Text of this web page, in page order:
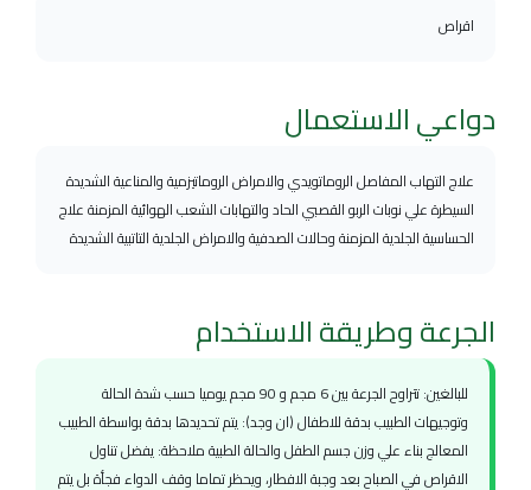
اقراص
دواعي الاستعمال
علاج التهاب المفاصل الروماتويدي والامراض الروماتيزمية والمناعية الشديدة
السيطرة علي نوبات الربو القصبي الحاد والتهابات الشعب الهوائية المزمنة علاج
الحساسية الجلدية المزمنة وحالات الصدفية والامراض الجلدية التاتبية الشديدة
الجرعة وطريقة الاستخدام
للبالغين: تتراوح الجرعة بين 6 مجم و 90 مجم يوميا حسب شدة الحالة
وتوجيهات الطبيب بدقة للاطفال (ان وجد): يتم تحديدها بدقة بواسطة الطبيب
المعالج بناء علي وزن جسم الطفل والحالة الطبية ملاحظة: يفضل تناول
الاقراص في الصباح بعد وجبة الافطار، ويحظر تماما وقف الدواء فجأة بل يتم